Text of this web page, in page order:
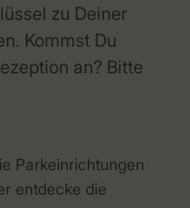
Parkeinrichtungen
entdecke die